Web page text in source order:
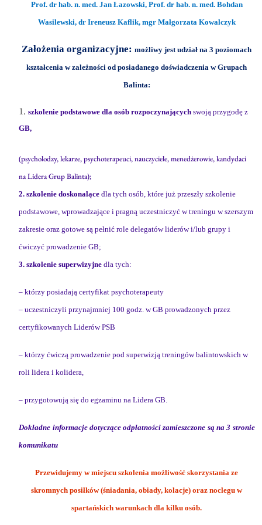
Prof. dr hab. n. med. Jan Łazowski, Prof. dr hab. n. med. Bohdan
Wasilewski, dr Ireneusz Kaflik, mgr Małgorzata Kowalczyk
Założenia organizacyjne:możliwy jest udział na 3 poziomach
kształcenia w zależności od posiadanego doświadczenia w Grupach
Balinta:
szkolenie podstawowe dla osób rozpoczynających swoją przygodę z
GB,
(psycholodzy, lekarze, psychoterapeuci, nauczyciele, menedżerowie, kandydaci
na Lidera Grup Balinta);
2. szkolenie doskonalące dla tych osób, które już przeszły szkolenie
podstawowe, wprowadzające i pragną uczestniczyć w treningu w szerszym
zakresie oraz gotowe są pełnić role delegatów liderów i/lub grupy i
ćwiczyć prowadzenie GB;
3. szkolenie superwizyjne dla tych:
–którzy posiadają certyfikat psychoterapeuty
– uczestniczyli przynajmniej 100 godz. w GB prowadzonych przez
certyfikowanych Liderów PSB
– którzy ćwiczą prowadzenie pod superwizją treningów balintowskich w
roli lidera i kolidera,
– przygotowują się do egzaminu na Lidera GB.
Dokładne informacje dotyczące odpłatności zamieszczone są na 3 stronie
komunikatu
Przewidujemy w miejscu szkolenia możliwość skorzystania ze
skromnych posiłków (śniadania, obiady, kolacje) oraz noclegu w
spartańskich warunkach dla kilku osób.